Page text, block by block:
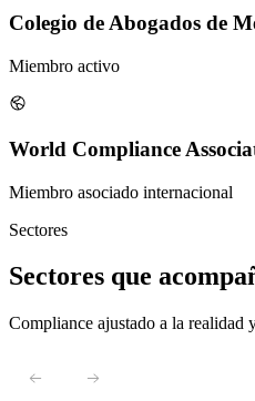
Colegio de Abogados de
Miembro activo
World Compliance
Miembro asociado internacional
Sectores
Sectores que
Compliance ajustado a la realidad